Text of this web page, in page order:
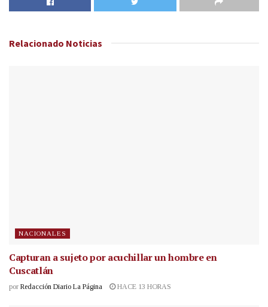
Relacionado Noticias
NACIONALES
Capturan a sujeto por acuchillar un hombre en
Cuscatlán
por Redacción Diario La Página HACE 13 HORAS